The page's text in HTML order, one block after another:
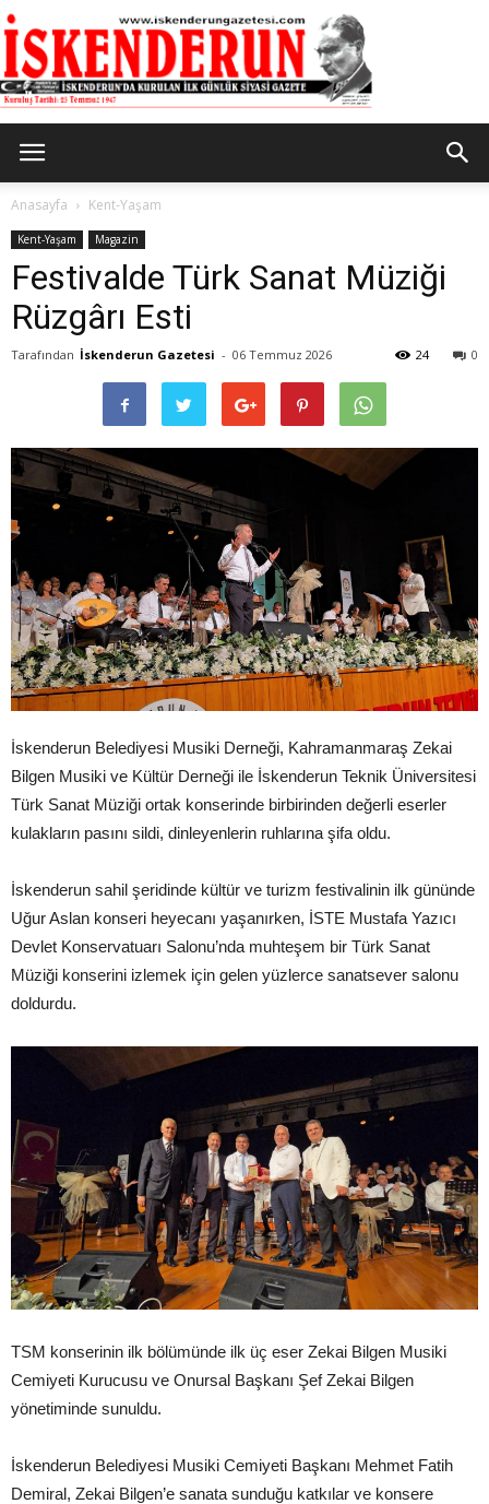
Gazetesi
Anasayfa Kent-Yaşam
Kent-Yaşam Magazin
Festivalde Türk Sanat Müziği
Rüzgârı Esti
Tarafından İskenderun Gazetesi - 06 Temmuz 2026 0
24
İskenderun Belediyesi Musiki Derneği, Kahramanmaraş Zekai
Bilgen Musiki ve Kültür Derneği ile İskenderun Teknik Üniversitesi
Türk Sanat Müziği ortak konserinde birbirinden değerli eserler
kulakların pasını sildi, dinleyenlerin ruhlarına şifa oldu.
İskenderun sahil şeridinde kültür ve turizm festivalinin ilk gününde
Uğur Aslan konseri heyecanı yaşanırken, İSTE Mustafa Yazıcı
Devlet Konservatuarı Salonu’nda muhteşem bir Türk Sanat
Müziği konserini izlemek için gelen yüzlerce sanatsever salonu
doldurdu.
TSM konserinin ilk bölümünde ilk üç eser Zekai Bilgen Musiki
Cemiyeti Kurucusu ve Onursal Başkanı Şef Zekai Bilgen
yönetiminde sunuldu.
İskenderun Belediyesi Musiki Cemiyeti Başkanı Mehmet Fatih
Demiral, Zekai Bilgen’e sanata sunduğu katkılar ve konsere